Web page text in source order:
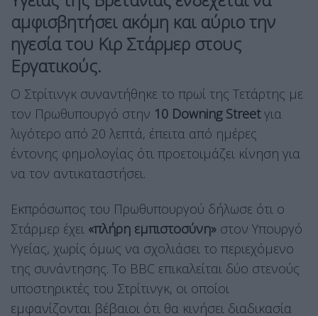
αμφισβητήσει ακόμη και αύριο την
ηγεσία του Κιρ Στάρμερ στους
Εργατικούς.
Ο Στρίτινγκ συναντήθηκε το πρωί της Τετάρτης με
τον Πρωθυπουργό στην 10 Downing Streetγια
λιγότερο από 20 λεπτά, έπειτα από ημέρες
έντονης φημολογίας ότι προετοιμάζει κίνηση για
να τον αντικαταστήσει.
Εκπρόσωπος του Πρωθυπουργού δήλωσε ότι ο
Στάρμερ έχει «πλήρη εμπιστοσύνη» στον Υπουργό
Υγείας, χωρίς όμως να σχολιάσει το περιεχόμενο
της συνάντησης. Το BBC επικαλείται δύο στενούς
υποστηρικτές του Στρίτινγκ, οι οποίοι
εμφανίζονται βέβαιοι ότι θα κινήσει διαδικασία